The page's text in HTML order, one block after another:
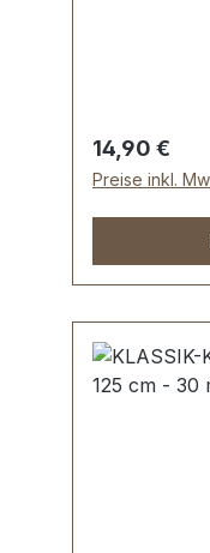
Regulärer
14,90 €
Preise inkl.